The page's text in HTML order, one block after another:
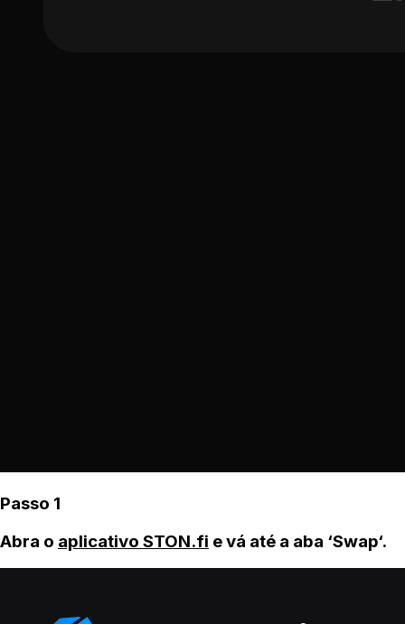
Passo 1
Abra o aplicativo STON.fi e vá até a aba ‘Swap‘.